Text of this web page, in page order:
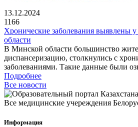
13.12.2024
1166
Хронические заболевания выявлены
области
В Минской области большинство
диспансеризацию, столкнулись с
заболеваниями. Такие данные были
Подробнее
Все новости
Все медицинские учереждения
Информация